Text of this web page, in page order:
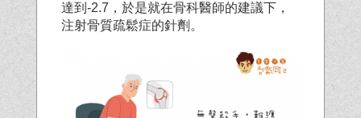
達到-2.7，於是就在骨科醫師的建議下，
注射骨質疏鬆症的針劑。